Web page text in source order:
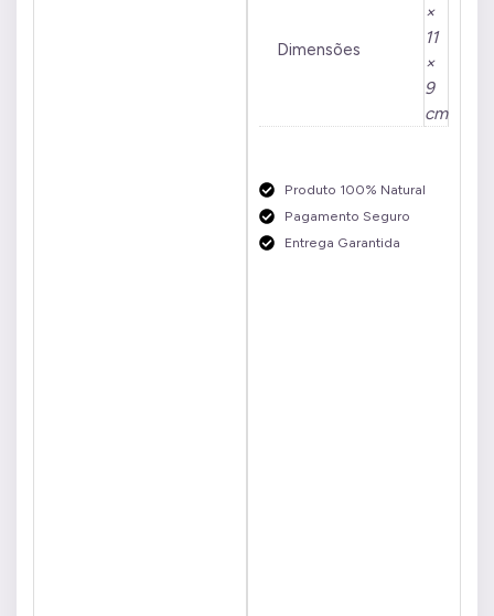
Dimensões
×
11
×
9
cm
Produto 100% Natural
Pagamento Seguro
Entrega Garantida